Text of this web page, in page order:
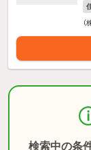
検索中の条